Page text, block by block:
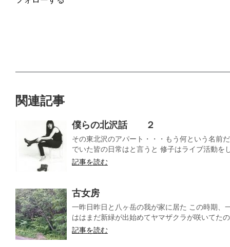
関連記事
僕らの北沢話 ２
その東北沢のアパート・・・もう何という名前
でいた皆の日常はと言うと 修子はライブ活動を
記事を読む
古女房
一昨日昨日と八ヶ岳の我が家に居た この時期、
ははまだ新緑が出始めてヤマザクラが咲いてた
記事を読む